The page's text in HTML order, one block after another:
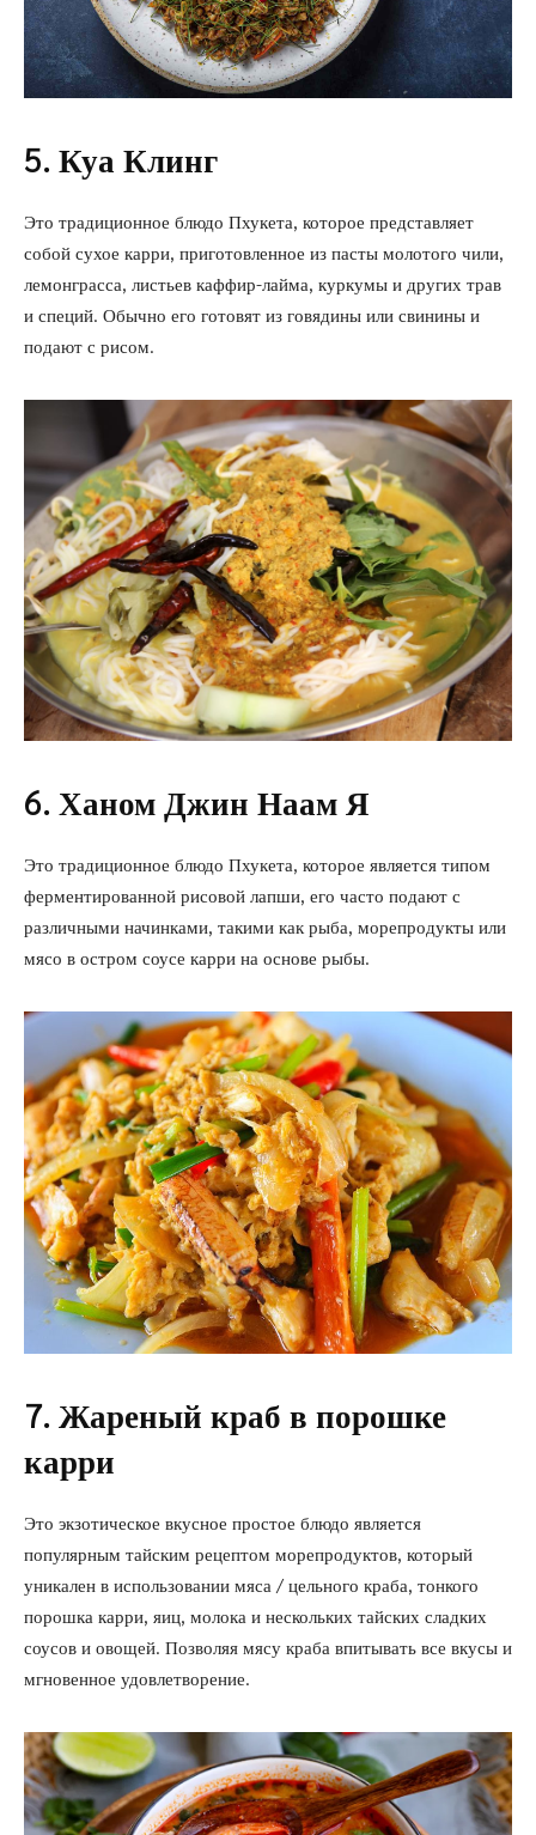
5. Куа Клинг
Это традиционное блюдо Пхукета, которое представляет
собой сухое карри, приготовленное из пасты молотого чили,
лемонграсса, листьев каффир-лайма, куркумы и других трав
и специй. Обычно его готовят из говядины или свинины и
подают с рисом.
6. Ханом Джин Наам Я
Это традиционное блюдо Пхукета, которое является типом
ферментированной рисовой лапши, его часто подают с
различными начинками, такими как рыба, морепродукты или
мясо в остром соусе карри на основе рыбы.
7. Жареный краб в порошке
карри
Это экзотическое вкусное простое блюдо является
популярным тайским рецептом морепродуктов, который
уникален в использовании мяса / цельного краба, тонкого
порошка карри, яиц, молока и нескольких тайских сладких
соусов и овощей. Позволяя мясу краба впитывать все вкусы и
мгновенное удовлетворение.